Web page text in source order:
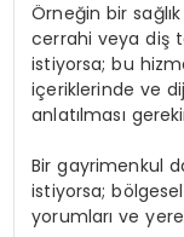
Örneğin bir
cerrahi veya diş
istiyorsa; bu
içeriklerinde ve
anlatılması
Bir gayrimenkul
istiyorsa;
yorumları ve